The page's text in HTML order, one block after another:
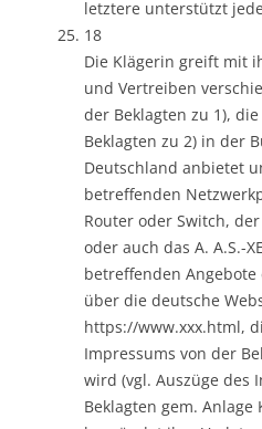
letztere unterstützt
18
Die Klägerin greift mit
und Vertreiben
der Beklagten zu 1),
Beklagten zu 2) in der
Deutschland anbietet
betreffenden
Router oder Switch, der
oder auch das A. A.S.-
betreffenden
über die deutsche
https://www.xxx.html,
Impressums von der
wird (vgl. Auszüge
Beklagten gem. Anlage